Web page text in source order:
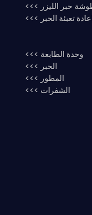
حبر الليزر >>>
تعبئة الحبر >>>
وحدة الطابعة >>>
الحبر >>>
المطور >>>
الشفرات >>>